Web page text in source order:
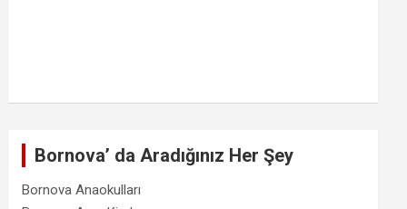
Bornova’ da Aradığınız Her Şey
Bornova Anaokulları